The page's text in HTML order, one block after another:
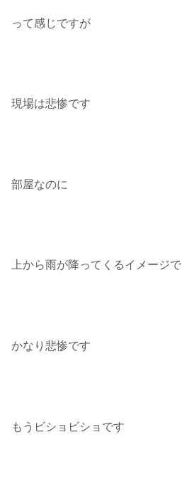
って感じですが
現場は悲惨です
部屋なのに
上から雨が降ってくるイメージで
かなり悲惨です
もうビショビショです